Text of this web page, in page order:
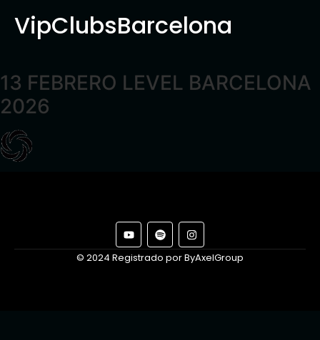
VipClubsBarcelona
13 FEBRERO LEVEL BARCELONA
2026
© 2024 Registrado por ByAxelGroup